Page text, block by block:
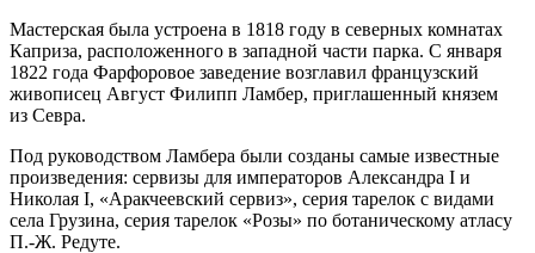
Мастерская была устроена в 1818 году в северных комнатах
Каприза, расположенного в западной части парка. С января
1822 года Фарфоровое заведение возглавил французский
живописец Август Филипп Ламбер, приглашенный князем
из Севра.
Под руководством Ламбера были созданы самые известные
произведения: сервизы для императоров Александра I и
Николая I, «Аракчеевский сервиз», серия тарелок с видами
села Грузина, серия тарелок «Розы» по ботаническому атласу
П.-Ж. Редуте.